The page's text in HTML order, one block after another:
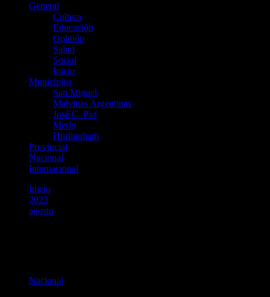
General
Cultura
Educación
Opinión
Salud
Social
Inicio
Municipios
San Miguel
Malvinas Argentinas
José C. Paz
Merlo
Hurlingham
Provincial
Nacional
Internacional
Inicio
2023
agosto
Nacional